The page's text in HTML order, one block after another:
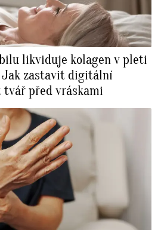
likviduje kolagen v pleti
Jak zastavit digitální
před vráskami